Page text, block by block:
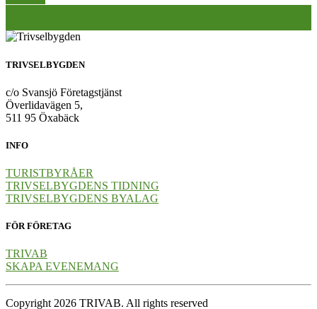
TRIVSELBYGDEN
c/o Svansjö Företagstjänst
Överlidavägen 5,
511 95 Öxabäck
INFO
TURISTBYRÅER
TRIVSELBYGDENS TIDNING
TRIVSELBYGDENS BYALAG
FÖR FÖRETAG
TRIVAB
SKAPA EVENEMANG
Copyright 2026 TRIVAB. All rights reserved